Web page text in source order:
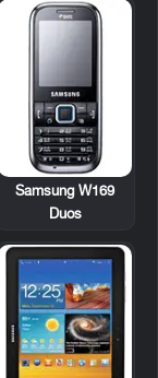
Samsung W169
Duos